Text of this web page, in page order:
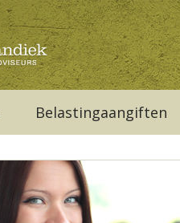
Belastingaangiften